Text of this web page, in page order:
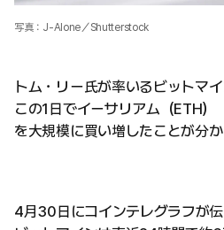
写真：J-Alone／Shutterstock
トム・リー氏が率いるビットマ
この1日でイーサリアム（ETH）
を大規模に買い増したことが分か
4月30日にコインテレグラフが伝